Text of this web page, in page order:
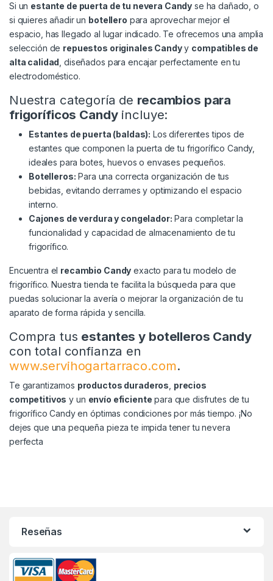
Si un estante de puerta de tu nevera Candy se ha dañado, o
si quieres añadir un botellero para aprovechar mejor el
espacio, has llegado al lugar indicado. Te ofrecemos una amplia
selección de repuestos originales Candyy compatibles de
alta calidad , diseñados para encajar perfectamente en tu
electrodoméstico.
Nuestra categoría de recambios para
frigoríficos Candyincluye:
Estantes de puerta (baldas): Los diferentes tipos de
estantes que componen la puerta de tu frigorífico Candy,
ideales para botes, huevos o envases pequeños.
Botelleros: Para una correcta organización de tus
bebidas, evitando derrames y optimizando el espacio
interno.
Cajones de verdura y congelador: Para completar la
funcionalidad y capacidad de almacenamiento de tu
frigorífico.
Encuentra el recambio Candy exacto para tu modelo de
frigorífico. Nuestra tienda te facilita la búsqueda para que
puedas solucionar la avería o mejorar la organización de tu
aparato de forma rápida y sencilla.
Compra tus estantes y botelleros Candy
con total confianza en
www.servihogartarraco.com.
Te garantizamos productos duraderos precios
competitivos y un envío eficiente para que disfrutes de tu
frigorífico Candy en óptimas condiciones por más tiempo. ¡No
dejes que una pequeña pieza te impida tener tu nevera
perfecta
Reseñas